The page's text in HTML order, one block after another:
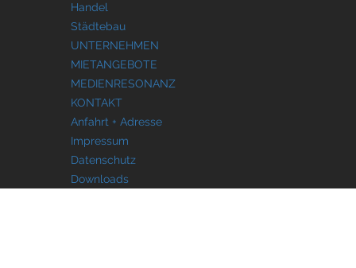
Handel
Städtebau
UNTERNEHMEN
MIETANGEBOTE
MEDIENRESONANZ
KONTAKT
Anfahrt + Adresse
Impressum
Datenschutz
Downloads